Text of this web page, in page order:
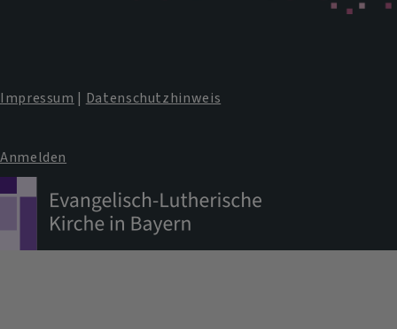
Impressum | Datenschutzhinweis
Benutzermenü
Anmelden